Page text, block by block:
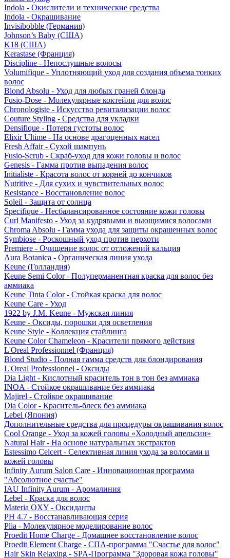
Indola - Окислители и технические средства
Indola - Окрашивание
Invisibobble (Германия)
Johnson’s Baby (США)
K18 (США)
Kerastase (Франция)
Discipline - Непослушные волосы
Volumifique - Уплотняющий уход для создания объема тонких
волос
Blond Absolu - Уход для любых граней блонда
Fusio-Dose - Молекулярные коктейли для волос
Chronologiste - Искусство ревитализации волос
Couture Styling - Средства для укладки
Densifique - Потеря густоты волос
Elixir Ultime - На основе драгоценных масел
Fresh Affair - Сухой шампунь
Fusio-Scrub - Скраб-уход для кожи головы и волос
Genesis - Гамма против выпадения волос
Initialiste - Красота волос от корней до кончиков
Nutritive - Для сухих и чувствительных волос
Resistance - Восстановление волос
Soleil - Защита от солнца
Specifique - Несбалансированное состояние кожи головы
Curl Manifesto - Уход за кудрявыми и вьющимися волосами
Chroma Absolu - Гамма ухода для защиты окрашенных волос
Symbiose - Роскошный уход против перхоти
Premiere - Очищение волос от отложений кальция
Aura Botanica - Органическая линия ухода
Keune (Голландия)
Keune Semi Color - Полуперманентная краска для волос без
аммиака
Keune Tinta Color - Стойкая краска для волос
Keune Care - Уход
1922 by J.M. Keune - Мужская линия
Keune - Оксиды, порошки для осветления
Keune Style - Коллекция стайлинга
Keune Color Chameleon - Красители прямого действия
L'Oreal Professionnel (Франция)
Blond Studio - Полная гамма средств для блондирования
L'Oreal Professionnel - Оксиды
Dia Light - Кислотный краситель тон в тон без аммиака
INOA - Стойкое окрашивание без аммиака
Majirel - Стойкое окрашивание
Dia Color - Краситель-блеск без аммиака
Lebel (Япония)
Дополнительные средства для процедуры окрашивания волос
Cool Orange - Уход за кожей головы «Холодный апельсин»
Natural Hair - На основе натуральных экстрактов
Estessimo Celcert - Селективная линия ухода за волосами и
кожей головы
Infinity Aurum Salon Care - Инновационная программа
"Абсолютное счастье"
IAU Infinity Aurum - Аромалиния
Lebel - Краска для волос
Materia OXY - Оксиданты
PH 4.7 - Восстанавливающая серия
Plia - Молекулярное моделирование волос
Proedit Home Charge - Домашнее восстановление волос
Proedit Element Charge - СПА-программа "Счастье для волос"
Hair Skin Relaxing - SPA-Программа "Здоровая кожа головы"